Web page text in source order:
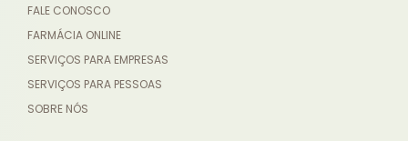
FALE CONOSCO
FARMÁCIA ONLINE
SERVIÇOS PARA EMPRESAS
SERVIÇOS PARA PESSOAS
SOBRE NÓS